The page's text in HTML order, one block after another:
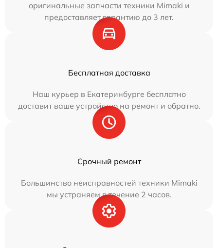
оригинальные запчасти техники Mimaki и
предоставляет гарантию до 3 лет.
Бесплатная доставка
Наш курьер в Екатеринбурге бесплатно
доставит ваше устройство на ремонт и обратно.
Срочный ремонт
Большинство неисправностей техники Mimaki
мы устраняем в течение 2 часов.